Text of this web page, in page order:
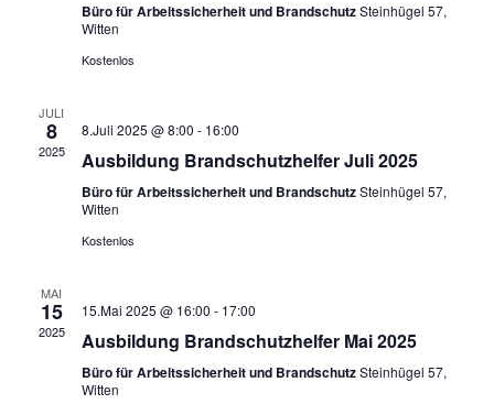
Büro für Arbeitssicherheit und BrandschutzSteinhügel 57,
Witten
Kostenlos
JULI
8
2025
8.Juli 2025 @ 8:00 - 16:00
Ausbildung Brandschutzhelfer Juli 2025
Büro für Arbeitssicherheit und BrandschutzSteinhügel 57,
Witten
Kostenlos
MAI
15
2025
15.Mai 2025 @ 16:00 - 17:00
Ausbildung Brandschutzhelfer Mai 2025
Büro für Arbeitssicherheit und BrandschutzSteinhügel 57,
Witten